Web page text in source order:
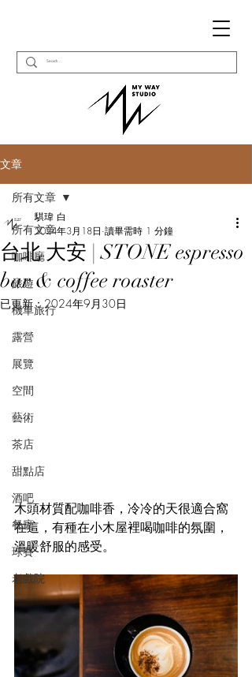
文章
所有文章
咖啡廳
旅遊
機車旅行
露營
展覽
空間
藝術
茶店
甜點店
酒吧
餐廳
球賽
老戲院
所有文章
台北 大安 | STONE espresso
bar & coffee roaster
騏瑋 白
2024年3月18日 讀畢需時 1 分鐘
已更新：2024年9月30日
木頭材質配咖啡香，冷冷的天很適合窩
在這，有種在小木屋裡喝咖啡的氛圍，
溫暖舒服的感受。